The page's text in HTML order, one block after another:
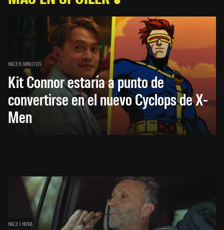
HACE 6 MINUTOS
Kit Connor estaría a punto de
convertirse en el nuevo Cyclops de X-
Men
HACE 1 HORA